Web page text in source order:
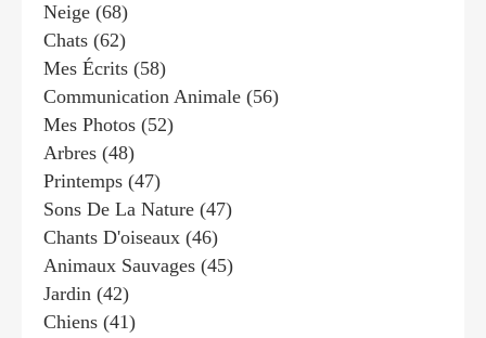
Neige (68)
Chats (62)
Mes Écrits (58)
Communication Animale (56)
Mes Photos (52)
Arbres (48)
Printemps (47)
Sons De La Nature (47)
Chants D'oiseaux (46)
Animaux Sauvages (45)
Jardin (42)
Chiens (41)